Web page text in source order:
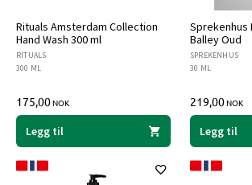
Rituals Amsterdam Collection
Hand Wash 300 ml
RITUALS
300 ML
175,00NOK
Legg til
Sprekenhus
Balley Oud
SPREKENHUS
30 ML
219,00NOK
Legg til